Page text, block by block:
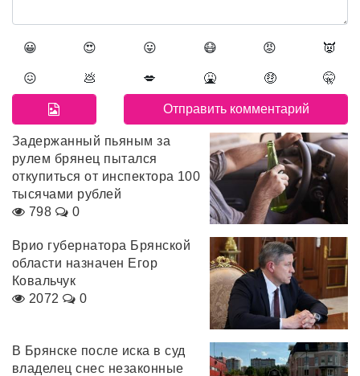
😀 😍 😛 😷 😡 👿
😖 💩 💋 🤮 🤑 🤫
Задержанный пьяным за
рулем брянец пытался
откупиться от инспектора 100
тысячами рублей
798
0
Врио губернатора Брянской
области назначен Егор
Ковальчук
2072
0
В Брянске после иска в суд
владелец снес незаконные